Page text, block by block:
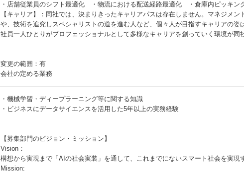
・店舗従業員のシフト最適化 ・物流における配送経路最適化 ・倉庫内ピッキン
【キャリア】：同社では、決まりきったキャリアパスは存在しません。マネジメン
や、技術を追究しスペシャリストの道を進む人など、個々人が目指すキャリアの姿
社員一人ひとりがプロフェッショナルとして多様なキャリアを創っていく環境が同
変更の範囲：有
会社の定める業務
・機械学習・ディープラーニング等に関する知識
・ビジネスにデータサイエンスを活用した5年以上の実務経験
【募集部門のビジョン・ミッション】
Vision：
構想から実現まで「AIの社会実装」を通して、これまでにないスマート社会を実現
Mission: